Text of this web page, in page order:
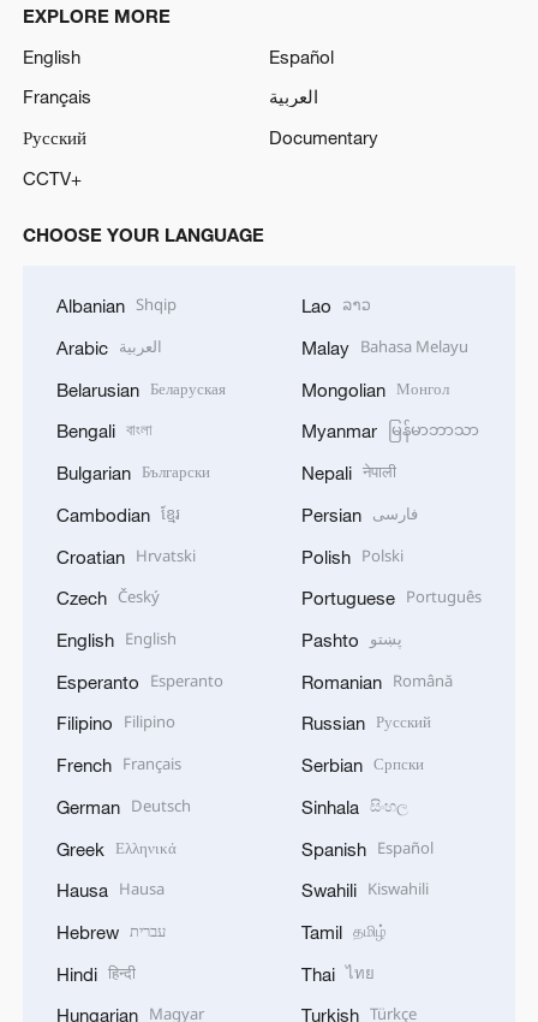
EXPLORE MORE
English
Español
Français
العربية
Русский
Documentary
CCTV+
CHOOSE YOUR LANGUAGE
Albanian Shqip
Arabic العربية
Belarusian Беларуская
Bengali বাংলা
Bulgarian Български
Cambodian ខ្មែរ
Croatian Hrvatski
Czech Český
English English
Esperanto Esperanto
Filipino Filipino
French Français
German Deutsch
Greek Ελληνικά
Hausa Hausa
Hebrew עברית
Hindi हिन्दी
Hungarian Magyar
Lao ລາວ
Malay Bahasa Melayu
Mongolian Монгол
Myanmar မြန်မာဘာသာ
Nepali नेपाली
Persian فارسی
Polish Polski
Portuguese Português
Pashto پښتو
Romanian Română
Russian Русский
Serbian Српски
Sinhala සිංහල
Spanish Español
Swahili Kiswahili
Tamil தமிழ்
Thai ไทย
Turkish Türkçe